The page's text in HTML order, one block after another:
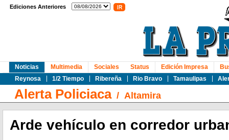
Ediciones Anteriores
Noticias
Reynosa
1/2 Tiempo Ribereña Rio Bravo Tamaulipas
Multimedia Sociales Status Edición Impresa
Alerta Policiaca/ Altamira
Arde vehículo en corredor